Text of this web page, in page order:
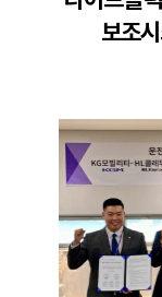
보조